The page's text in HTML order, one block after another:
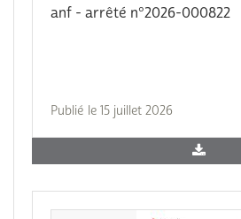
anf - arrêté n°2026-000822
Publié le 15 juillet 2026